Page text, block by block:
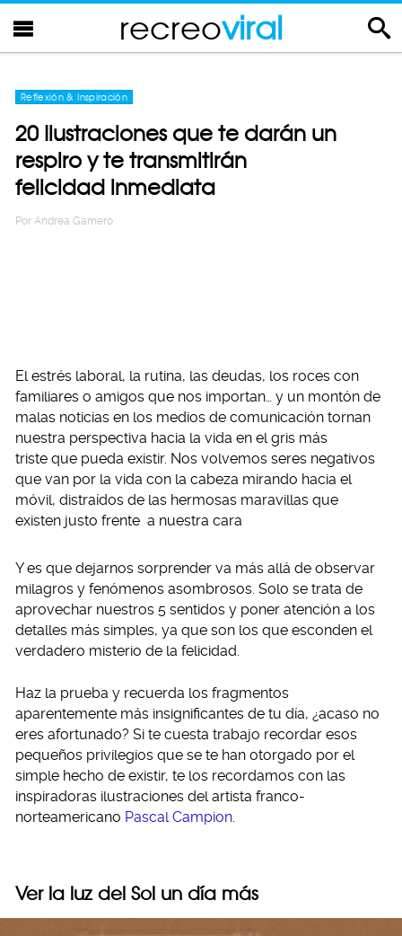
recreoviral
Reflexión & Inspiración
20 Ilustraciones que te darán un
respiro y te transmitirán
felicidad inmediata
Por Andrea Gamero
El estrés laboral, la rutina, las deudas, los roces con
familiares o amigos que nos importan… y un montón de
malas noticias en los medios de comunicación tornan
nuestra perspectiva hacia la vida en el gris más
triste que pueda existir. Nos volvemos seres negativos
que van por la vida con la cabeza mirando hacia el
móvil, distraídos de las hermosas maravillas que
existen justo frente a nuestra cara
Y es que dejarnos sorprender va más allá de observar
milagros y fenómenos asombrosos. Solo se trata de
aprovechar nuestros 5 sentidos y poner atención a los
detalles más simples, ya que son los que esconden el
verdadero misterio de la felicidad.
Haz la prueba y recuerda los fragmentos
aparentemente más insignificantes de tu día, ¿acaso no
eres afortunado? Si te cuesta trabajo recordar esos
pequeños privilegios que se te han otorgado por el
simple hecho de existir, te los recordamos con las
inspiradoras ilustraciones del artista franco-
norteamericano Pascal Campion.
Ver la luz del Sol un día más